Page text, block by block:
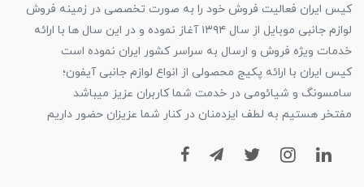
کیس ایران فعالیت فروش خود را به صورت تخصصی در زمینه فروش
لوازم جانبی موبایل از سال ۱۳۹۴ آغاز نموده و در این سال ها با ارائه
خدمات ویژه فروش و ارسال به سراسر کشور ایران نموده است
کیس ایران با ارائه پکیج محصولی از انواع لوازم جانبی آیفون؛
سامسونگ و شیائومی در خدمت شما کاربران عزیز میباشد
مفتخر هستیم به لطف ایزدمنان در کنار شما عزیزان حضور داریم